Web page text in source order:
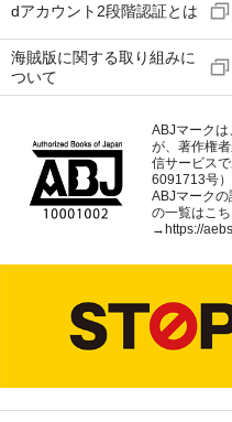
dアカウント2段階認証とは
海賊版に関する取り組みに
ついて
ABJマーク
が、著作権
信サービス
6091713号）
ABJマーク
の一覧はこち
→https://